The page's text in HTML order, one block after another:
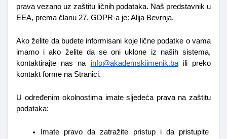
prava vezano uz zaštitu ličnih podataka. Naš predstavnik u
EEA, prema članu 27. GDPR-a je: Alija Bevrnja.
Ako želite da budete informisani koje lične podatke o vama
imamo i ako želite da se oni uklone iz naših sistema,
kontaktirajte nas na info@akademskiimenik.ba ili preko
kontakt forme na Stranici.
U određenim okolnostima imate sljedeća prava na zaštitu
podataka:
Imate pravo da zatražite pristup i da pristupite